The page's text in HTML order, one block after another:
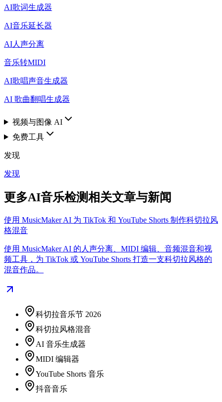
AI歌词生成器
AI音乐延长器
AI人声分离
音乐转MIDI
AI歌唱声音生成器
AI 歌曲翻唱生成器
视频与图像 AI
免费工具
发现
发现
更多AI音乐检测相关文章与新闻
使用 MusicMaker AI 为 TikTok 和 YouTube Shorts 制作科切拉风
格混音
使用 MusicMaker AI 的人声分离、MIDI 编辑、音频混音和视
频工具，为 TikTok 或 YouTube Shorts 打造一支科切拉风格的
混音作品。
科切拉音乐节 2026
科切拉风格混音
AI 音乐生成器
MIDI 编辑器
YouTube Shorts 音乐
抖音音乐